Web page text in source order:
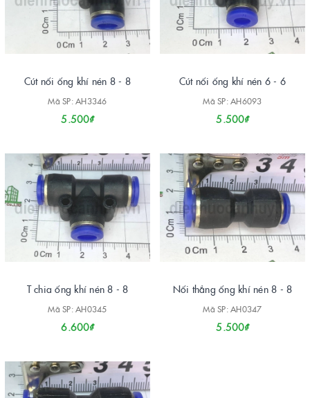
Cút nối ống khí nén 8 - 8
Mã SP: AH3346
5.500₫
Cút nối ống khí nén 6 - 6
Mã SP: AH6093
5.500₫
T chia ống khí nén 8 - 8
Mã SP: AH0345
6.600₫
Nối thẳng ống khí nén 8 - 8
Mã SP: AH0347
5.500₫